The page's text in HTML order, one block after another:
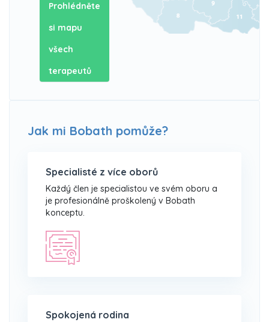
Prohlédněte
si mapu
všech
terapeutů
Jak mi Bobath pomůže?
Specialisté z více oborů
Každý člen je specialistou ve svém oboru a
je profesionálně proškolený v Bobath
konceptu.
Spokojená rodina